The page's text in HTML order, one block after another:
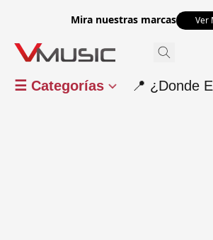
Mira nuestras marcas Ver
☰ Categorías 📍 ¿Donde